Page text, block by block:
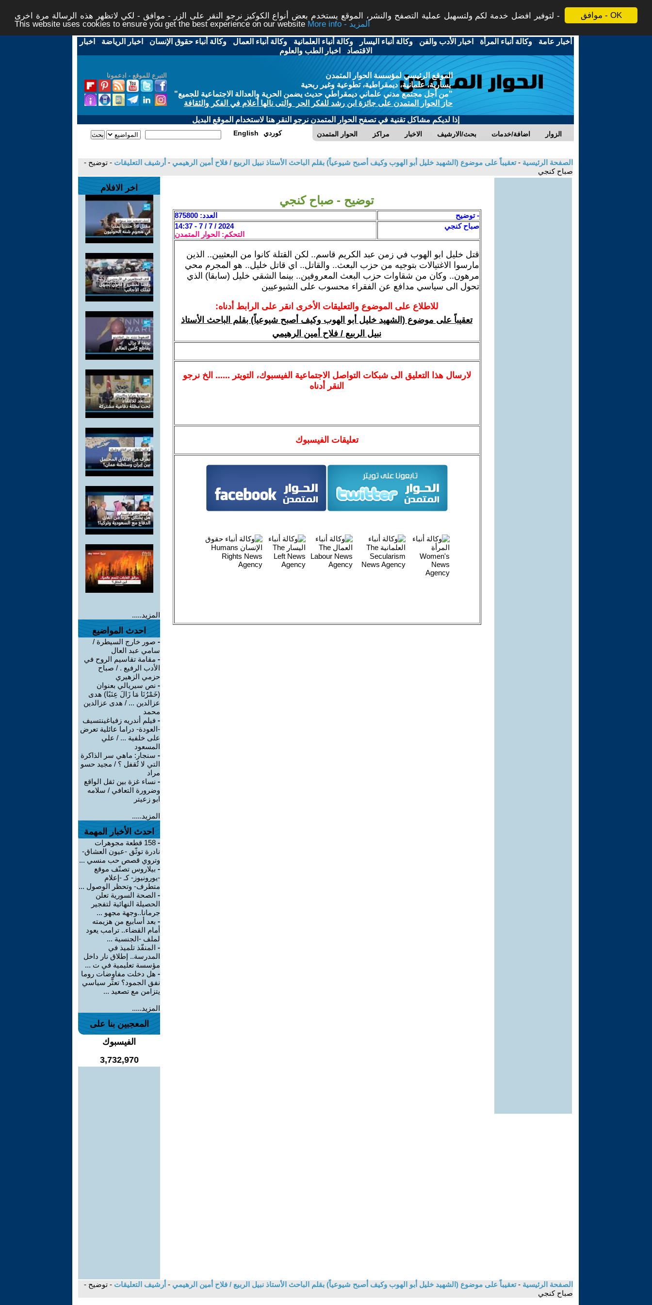
موافق - OK
لتوفير افضل خدمة لكم ولتسهيل عملية التصفح والنشر، الموقع يستخدم بعض أنواع الكوكيز نرجو النقر على الزر - موافق - لكي لاتظهر هذه الرسالة مرة اخرى -
This website uses cookies to ensure you get the best experience on our website
More info - المزيد
أخبار عامة -وكالة أنباء المرأة - اخبار الأدب والفن -وكالة أنباء اليسار -وكالة أنباء العلمانية -وكالة أنباء العمال -وكالة أنباء حقوق الإنسان - اخبار الرياضة - اخبار
الاقتصاد - اخبار الطب والعلوم
التبرع للموقع - ادعمونا
الموقع الرئيسي لمؤسسة الحوار المتمدن
يسارية، علمانية، ديمقراطية، تطوعية وغير ربحية
"من أجل مجتمع مدني علماني ديمقراطي حديث يضمن الحرية والعدالة الاجتماعية للجميع"
حاز الحوار المتمدن على جائزة ابن رشد للفكر الحر والتى نالها أعلام في الفكر والثقافة
إذا لديكم مشاكل تقنية في تصفح الحوار المتمدن نرجو النقر هنا لاستخدام الموقع البديل
الحوار المتمدن مراكز الاخبار بحث/الارشيف اضافة/خدمات الزوار English كوردي
الصفحة الرئيسية -تعقيباً على موضوع (الشهيد خليل أبو الهوب وكيف أصبح شيوعياً) بقلم الباحث الأستاذ نبيل الربيع / فلاح أمين الرهيمي - أرشيف التعليقات - توضيح -
صباح كنجي
توضيح - صباح كنجي
- توضيح
العدد: 875800
صباح كنجي
2024 / 7 / 7 - 14:37
التحكم: الحوار المتمدن
قتل خليل ابو الهوب في زمن عبد الكريم قاسم.. لكن القتلة كانوا من البعثيين.. الذين
مارسوا الاغتيالات بتوجيه من حزب البعث.. والقاتل.. اي قاتل خليل.. هو المجرم محي
مرهون.. وكان من شقاوات حزب البعث المعروفين.. بينما الشقي خليل (سابقا) الذي
تحول الى سياسي مدافع عن الفقراء محسوب على الشيوعيين
للاطلاع على الموضوع والتعليقات الأخرى انقر على الرابط أدناه:
تعقيباً على موضوع (الشهيد خليل أبو الهوب وكيف أصبح شيوعياً) بقلم الباحث الأستاذ
نبيل الربيع / فلاح أمين الرهيمي
لارسالهذا التعليق الى شبكات التواصل الاجتماعية الفيسبوك، التويتر ...... الخ نرجو
النقر أدناه
تعليقات الفيسبوك
اخر الافلام
المزيد.....
احدث المواضيع
- صور خارج السيطرة /
سامي عبد العال
- مقامة تقاسيم الروح في
الأدب الرفيع . / صباح
حزمي الزهيري
- نص سيريالي بعنوان
(خَمْرُنَا مَا زَالَ عِنَبًا) هدى
عزالدين ... / هدى عزالدين
محمد
- فيلم أندريه زفياغينتسيف
-العودة- دراما عائلية تعرض
على خلفية ... / علي
المسعود
- سنجار: ماهي سر الذاكرة
التي لا تُقفل ؟ / مجيد حسو
مراد
- نساء غزة بين ثقل الواقع
وضرورة التعافي / سلامه
ابو زعيتر
المزيد.....
احدث الأخبار المهمة
-
158 قطعة مجوهرات
نادرة توثّق -عيون العشاق-
وتروي قصص حب منسي ...
- بيلاروس تصنّف موقع
-يورونيوز- كـ -إعلام
متطرف- وتحظر الوصول ...
- الصحة السورية تعلن
الحصيلة النهائية لتفجير
جرمانا..وجهة مجهو ...
- بعد أسابيع من هزيمته
أمام القضاء.. ترامب يعود
لملف -الجنسية ...
- المنفّذ تلميذ في
المدرسة.. إطلاق نار داخل
مؤسسة تعليمية في ت ...
- هل دخلت مفاوضات روما
نفق الجمود؟ تعثّر سياسي
يتزامن مع تصعيد ...
المزيد.....
المعجبين بنا على
الفيسبوك
3,732,970
الصفحة الرئيسية -تعقيباً على موضوع (الشهيد خليل أبو الهوب وكيف أصبح شيوعياً) بقلم الباحث الأستاذ نبيل الربيع / فلاح أمين الرهيمي - أرشيف التعليقات - توضيح -
صباح كنجي